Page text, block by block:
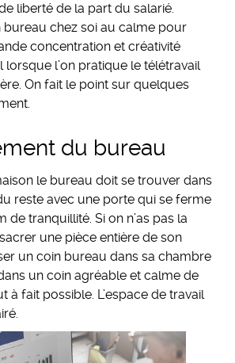
liberté de la part du salarié.
bureau chez soi au calme pour
concentration et créativité
lorsque l’on pratique le télétravail
On fait le point sur quelques
du bureau
le bureau doit se trouver dans
reste avec une porte qui se ferme
de tranquillité. Si on n’as pas la
une pièce entière de son
un coin bureau dans sa chambre
un coin agréable et calme de
à fait possible. L’espace de travail